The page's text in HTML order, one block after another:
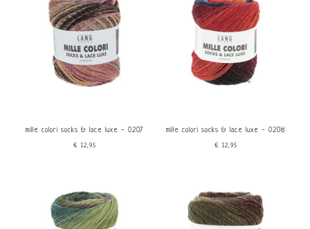
mille colori socks & lace luxe - 0207
€12,95
mille colori socks & lace luxe - 0208
€12,95